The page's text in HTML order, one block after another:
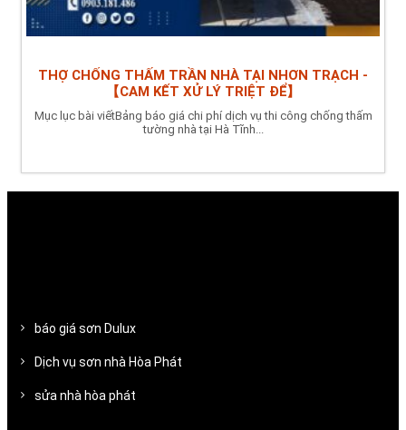
THỢ CHỐNG THẤM TRẦN NHÀ TẠI NHƠN TRẠCH -
【CAM KẾT XỬ LÝ TRIỆT ĐỂ】
Mục lục bài viếtBảng báo giá chi phí dịch vụ thi công chống thấm
tường nhà tại Hà Tĩnh...
báo giá sơn Dulux
Dịch vụ sơn nhà Hòa Phát
sửa nhà hòa phát